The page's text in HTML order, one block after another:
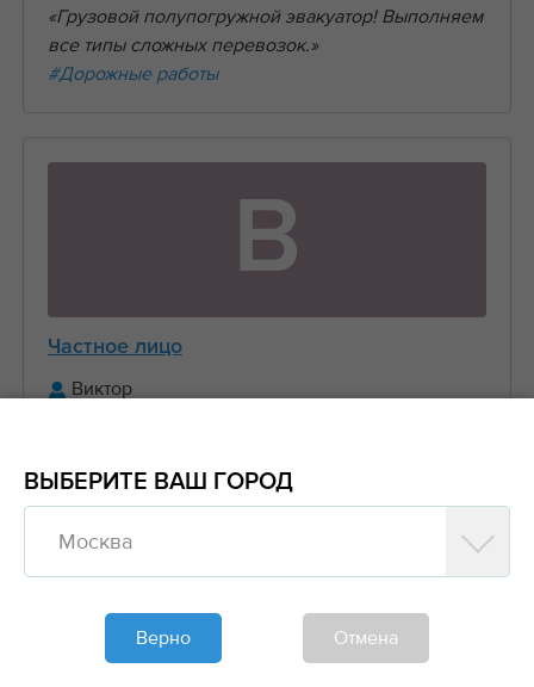
«Грузовой полупогружной эвакуатор! Выполняем
все типы сложных перевозок.»
#Дорожные работы
В
Частное лицо
Виктор
Обновлено больше недели назад
Моя спецтехника
Манипуляторы, Стрела 3 тонны Борт 5 тонн
ВЫБЕРИТЕ ВАШ ГОРОД
Москва
Верно Отмена